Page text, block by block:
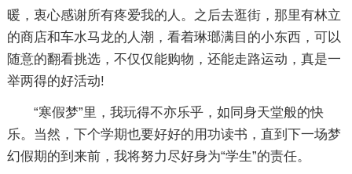
暖，衷心感谢所有疼爱我的人。之后去逛街，那里有林立
的商店和车水马龙的人潮，看着琳瑯满目的小东西，可以
随意的翻看挑选，不仅仅能购物，还能走路运动，真是一
举两得的好活动!
“寒假梦”里，我玩得不亦乐乎，如同身天堂般的快
乐。当然，下个学期也要好好的用功读书，直到下一场梦
幻假期的到来前，我将努力尽好身为“学生”的责任。